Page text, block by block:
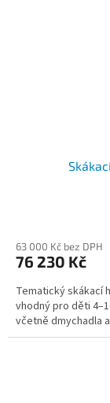
produktu
je
z
5
hvězdiček.
63 000 Kč bez DPH
76 230 Kč
Tematický skákací
vhodný pro děti
včetně dmychadla